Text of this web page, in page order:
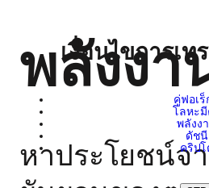
พลังงา
หาประโยชน์จ
เงื่อนไขการเท
คู่ฟอเร็
โลหะมี
พลังง
ดัชนี
คริป